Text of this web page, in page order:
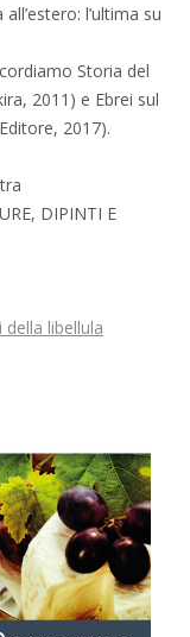
l’ultima su
Storia del
2011) e Ebrei sul
2017).
DIPINTI E
della libellula